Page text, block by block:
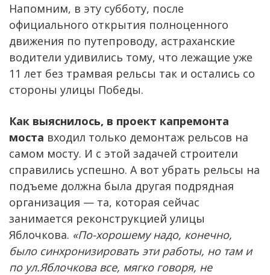
Напомним, в эту субботу, после
официального открытия полноценного
движения по путепроводу, астраханские
водители удивились тому, что лежащие уже
11 лет без трамвая рельсы так и остались со
стороны улицы Победы.
Как выяснилось, в проект капремонта
моста входил только демонтаж рельсов на
самом мосту. И с этой задачей строители
справились успешно. А вот убрать рельсы на
подъеме должна была другая подрядная
организация — та, которая сейчас
занимается реконструкцией улицы
Яблочкова. «По-хорошему надо, конечно,
было синхронизировать эти работы, но там и
по ул.Яблочкова все, мягко говоря, не